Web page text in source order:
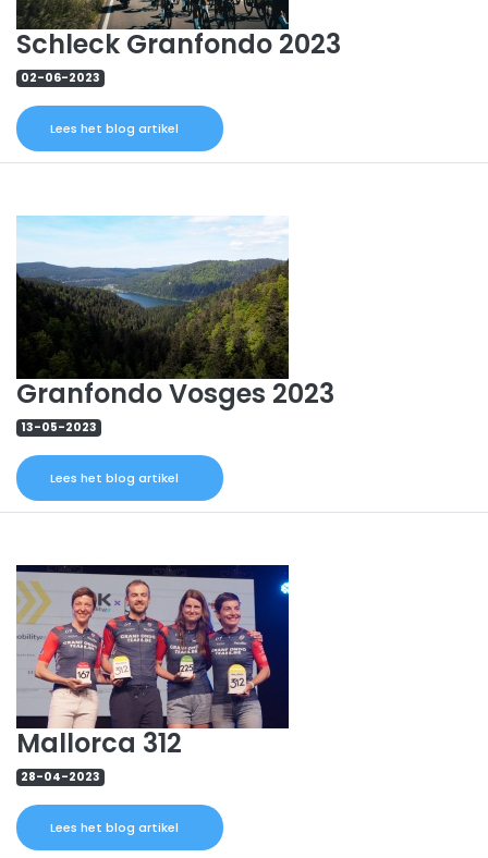
Schleck Granfondo 2023
02-06-2023
Lees het blog artikel
Granfondo Vosges 2023
13-05-2023
Lees het blog artikel
Mallorca 312
28-04-2023
Lees het blog artikel